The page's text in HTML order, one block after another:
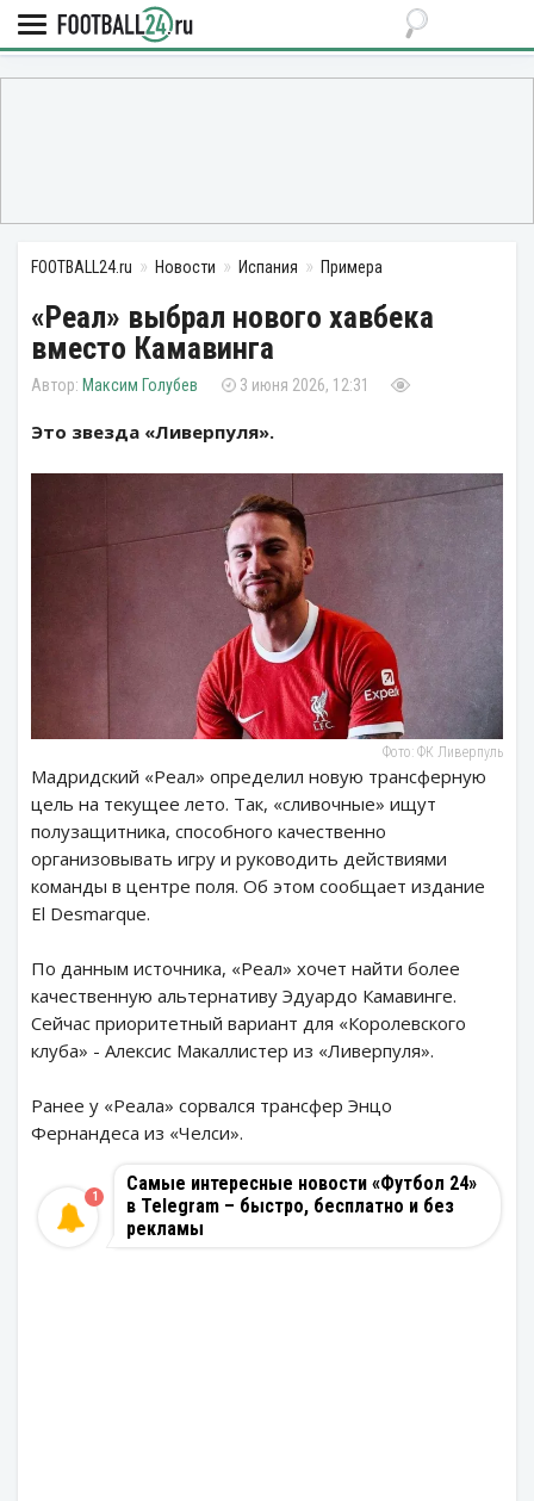
FOOTBALL24.ru Новости Испания Примера
«Реал» выбрал нового хавбека
вместо Камавинга
Максим Голубев 3 июня 2026, 12:31
Это звезда «Ливерпуля».
Фото: ФК Ливерпуль
Мадридский «Реал» определил новую трансферную
цель на текущее лето. Так, «сливочные» ищут
полузащитника, способного качественно
организовывать игру и руководить действиями
команды в центре поля. Об этом сообщает издание
El Desmarque.
По данным источника, «Реал» хочет найти более
качественную альтернативу Эдуардо Камавинге.
Сейчас приоритетный вариант для «Королевского
клуба» - Алексис Макаллистер из «Ливерпуля».
Ранее у «Реала» сорвался трансфер Энцо
Фернандеса из «Челси».
Самые интересные новости «Футбол 24»
в Telegram – быстро, бесплатно и без
рекламы
1